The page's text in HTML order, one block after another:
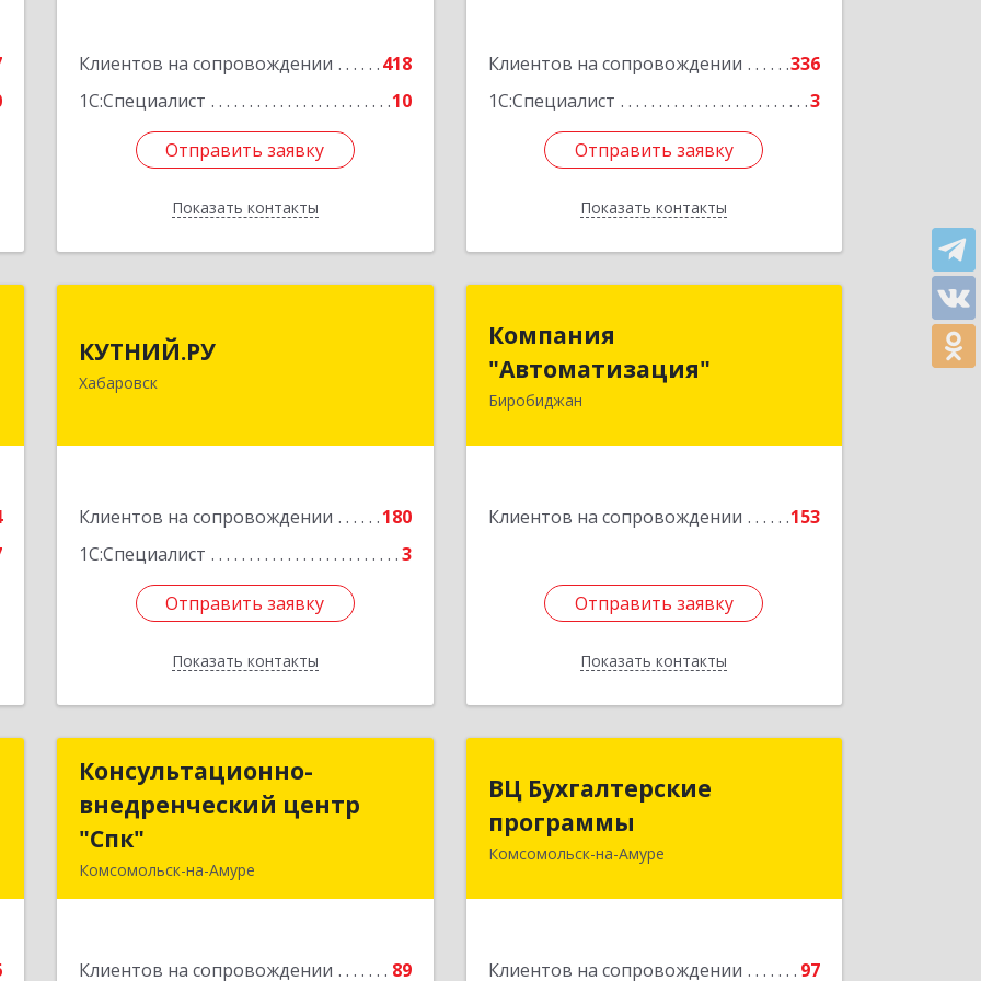
Клиентов на сопровождении
418
1С:Специалист
10
Отправить заявку
Показать контакты
Отправить заявку
Назад
Клиентов на сопровождении
336
1С:Специалист
3
Отправить заявку
Показать контакты
Отправить заявку
Назад
КУТНИЙ.РУ
Хабаровск
Клиентов на сопровождении
180
1С:Специалист
3
Отправить заявку
Показать контакты
г, Шевчука ул, дом № 42, оф.505
Подробнее
Отправить заявку
Назад
Компания
"Автоматизация"
Биробиджан
Клиентов на сопровождении 153
Отправить заявку
Показать контакты
"Автоматизация"
679016, Еврейская Аобл, Биробиджан
Отправить заявку
Назад
Консультационно-
внедренческий центр
"Спк"
Комсомольск-на-Амуре
Клиентов на сопровождении
89
Консультационно-
внедренческий центр
ВЦ Бухгалтерские
программы
Комсомольск-на-Амуре
Клиентов на сопровождении
97
программы
681000, Хабаровский край,
Подробнее